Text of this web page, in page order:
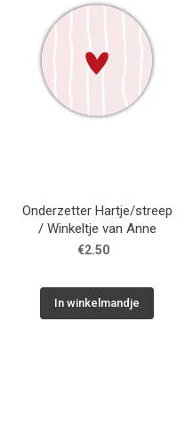
WONEN
STATIONERY
WELNESS
FOOD
GREEN LIVING
KIDS
Onderzetter Hartje/streep
/ Winkeltje van Anne
€2.50
In winkelmandje